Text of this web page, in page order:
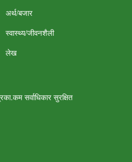
अर्थ/बजार
स्वास्थ्य/जीवनशैली
लेख
सर्वाधिकार सुरक्षित